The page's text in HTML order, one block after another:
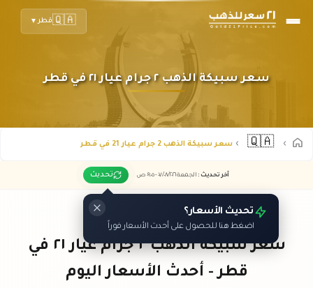
🇶🇦قطر▼
سعر سبيكة الذهب ٢ جرام عيار ٢١ في قطر
🇶🇦 سعر سبيكة الذهب 2 جرام عيار 21 في قطر
آخر تحديث : الجمعة ٠٧ /٠٨/٢٠٢٦ - ٠٩:٠٥ ص تحديث
تحديث الأسعار؟
اضغط هنا للحصول على أحدث الأسعار فوراً
سعر سبيكة الذهب ٢ جرام عيار ٢١ في
قطر - أحدث الأسعار اليوم